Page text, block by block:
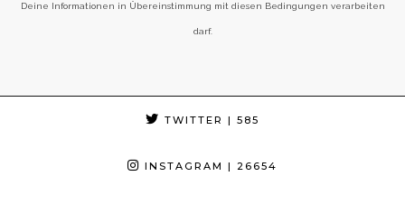
Deine Informationen in Übereinstimmung mit diesen Bedingungen verarbeiten
darf.
TWITTER | 585
INSTAGRAM | 26654